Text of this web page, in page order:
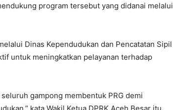
program tersebut yang didanai melalui
Dinas Kependudukan dan Pencatatan Sipil
untuk meningkatkan pelayanan terhadap
gampong membentuk PRG demi
kata Wakil Ketua DPRK Aceh Besar itu.